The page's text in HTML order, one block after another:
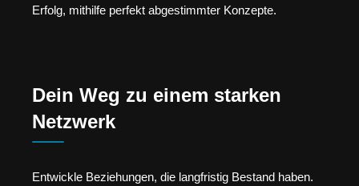
Erfolg, mithilfe perfekt abgestimmter Konzepte.
Dein Weg zu einem starken
Netzwerk
Entwickle Beziehungen, die langfristig Bestand haben.